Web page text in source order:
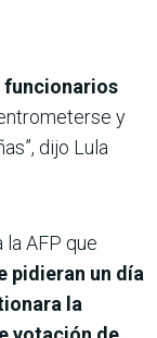
funcionarios
y
dijo Lula
AFP que
pidieran un día
la